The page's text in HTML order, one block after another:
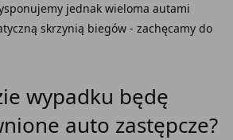
jednak wieloma autami
skrzynią biegów - zachęcamy do
wypadku będę
auto zastępcze?